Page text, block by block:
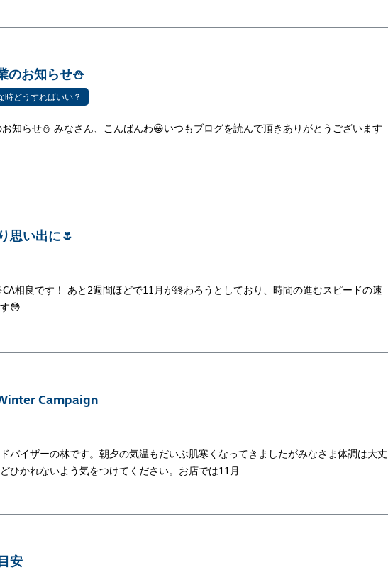
のお知らせ⛄
時どうすればいい？
知らせ⛄ みなさん、こんばんわ😀いつもブログを読んで頂きありがとうございます
思い出に🌷
相良です！ あと2週間ほどで11月が終わろうとしており、時間の進むスピードの速
😳
Campaign
バイザーの林です。朝夕の気温もだいぶ肌寒くなってきましたがみなさま体調は大丈
ひかれないよう気をつけてください。お店では11月
安